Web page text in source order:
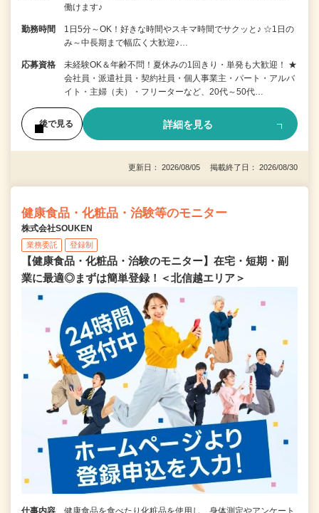
働けます♪
勤務時間
1日5分～OK！好きな時間やスキマ時間でサクッと♪ ☆1日の
み～中長期まで幅広く大歓迎♪…
応募資格
未経験OK＆年齢不問！夏休みの1回きり・単発も大歓迎！ ★
会社員・派遣社員・契約社員・個人事業主・パート・アルバ
イト・主婦（夫）・フリーターなど、20代～50代…
後で見る 詳細を見る
更新日： 2026/08/05 掲載終了日： 2026/08/30
健康食品・化粧品・治験等のモニター
株式会社SOUKEN
業務委託 登録制
【健康食品・化粧品・治験のモニター】在宅・短期・副
業に最適◎まずは簡単登録！＜北信越エリア＞